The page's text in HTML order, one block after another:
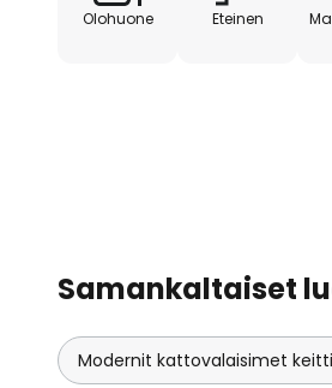
Olohuone Eteinen
Samankaltaiset
Modernit kattovalaisimet